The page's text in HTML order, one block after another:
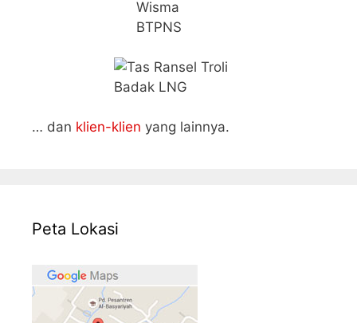
… dan klien-klien yang lainnya.
Peta Lokasi